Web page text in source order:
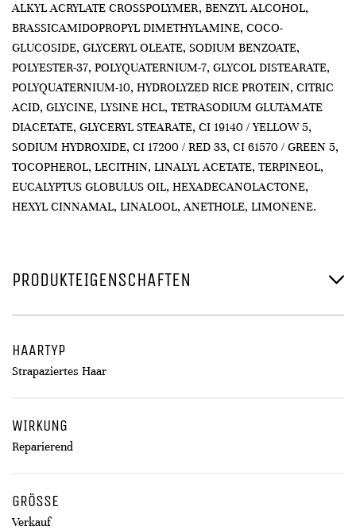
ALKYL ACRYLATE CROSSPOLYMER, BENZYL ALCOHOL,
BRASSICAMIDOPROPYL DIMETHYLAMINE, COCO-
GLUCOSIDE, GLYCERYL OLEATE, SODIUM BENZOATE,
POLYESTER-37, POLYQUATERNIUM-7, GLYCOL DISTEARATE,
POLYQUATERNIUM-10, HYDROLYZED RICE PROTEIN, CITRIC
ACID, GLYCINE, LYSINE HCL, TETRASODIUM GLUTAMATE
DIACETATE, GLYCERYL STEARATE, CI 19140 / YELLOW 5,
SODIUM HYDROXIDE, CI 17200 / RED 33, CI 61570 / GREEN 5,
TOCOPHEROL, LECITHIN, LINALYL ACETATE, TERPINEOL,
EUCALYPTUS GLOBULUS OIL, HEXADECANOLACTONE,
HEXYL CINNAMAL, LINALOOL, ANETHOLE, LIMONENE.
PRODUKTEIGENSCHAFTEN
HAARTYP
Strapaziertes Haar
WIRKUNG
Reparierend
GRÖSSE
Verkauf